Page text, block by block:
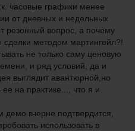
часовые графики менее
от дневных и недельных
резонный вопрос, а почему
сделки методом мартингейл?!
не только саму ценовую
и ряд условий, да и
выглядит авантюрной,но
ее на практике..., что я и
вчерне подтвердится,
использовать в